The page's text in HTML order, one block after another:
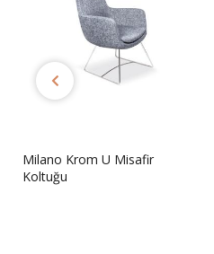
Milano Krom U Misafir
Koltuğu